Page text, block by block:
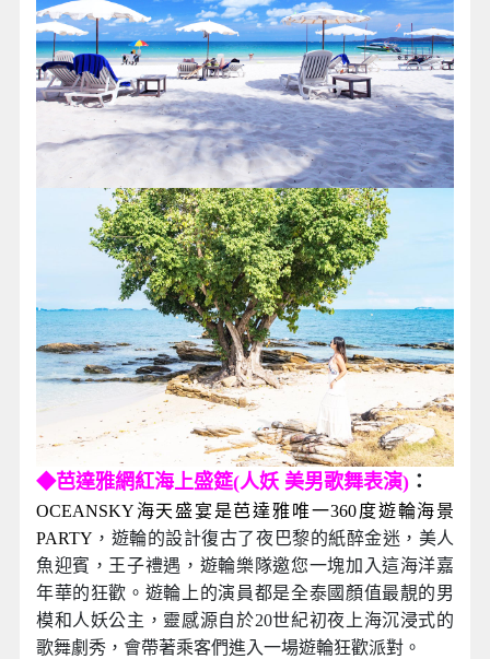
◆芭達雅網紅海上盛筵(人妖 美男歌舞表演)：
OCEANSKY海天盛宴是芭達雅唯一360度遊輪海景
PARTY ，遊輪的設計復古了夜巴黎的紙醉金迷，美人
魚迎賓，王子禮遇，遊輪樂隊邀您一塊加入這海洋嘉
年華的狂歡。遊輪上的演員都是全泰國顏值最靚的男
模和人妖公主，靈感源自於20世紀初夜上海沉浸式的
歌舞劇秀，會帶著乘客們進入一場遊輪狂歡派對。